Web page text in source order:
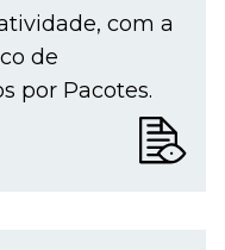
com a
de
por Pacotes.